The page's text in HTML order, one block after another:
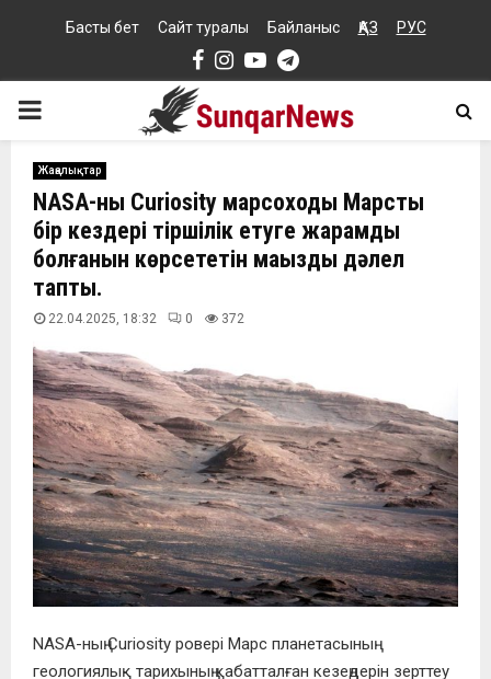
Басты бет Сайт туралы Байланыс ҚАЗ РУС
Facebook
Instagram
YoutubeTelegram
PRIMARY
MENU
Жаңалықтар
NASA-ның Curiosity марсоходы Марстың
бір кездері тіршілік етуге жарамды
болғанын көрсететін маңызды дәлел
тапты.
22.04.2025, 18:32 0 372
NASA-ның Curiosity ровері Марс планетасының
геологиялық тарихының қабатталған кезеңдерін зерттеу